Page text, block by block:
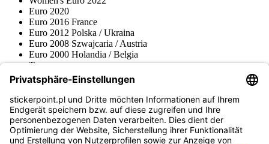
Euro 2020
Euro 2016 France
Euro 2012 Polska / Ukraina
Euro 2008 Szwajcaria / Austria
Euro 2000 Holandia / Belgia
Topps
Blue Ocean
Pokémon
Różne serie
Akcesoria
Merchandise
Muzeum produktów